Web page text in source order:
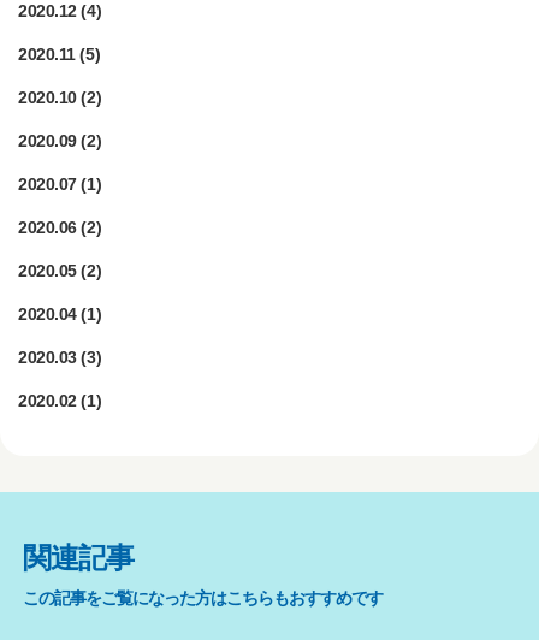
2020.12(4)
2020.11(5)
2020.10(2)
2020.09(2)
2020.07(1)
2020.06(2)
2020.05(2)
2020.04(1)
2020.03(3)
2020.02(1)
関連記事
この記事をご覧になった方はこちらもおすすめです